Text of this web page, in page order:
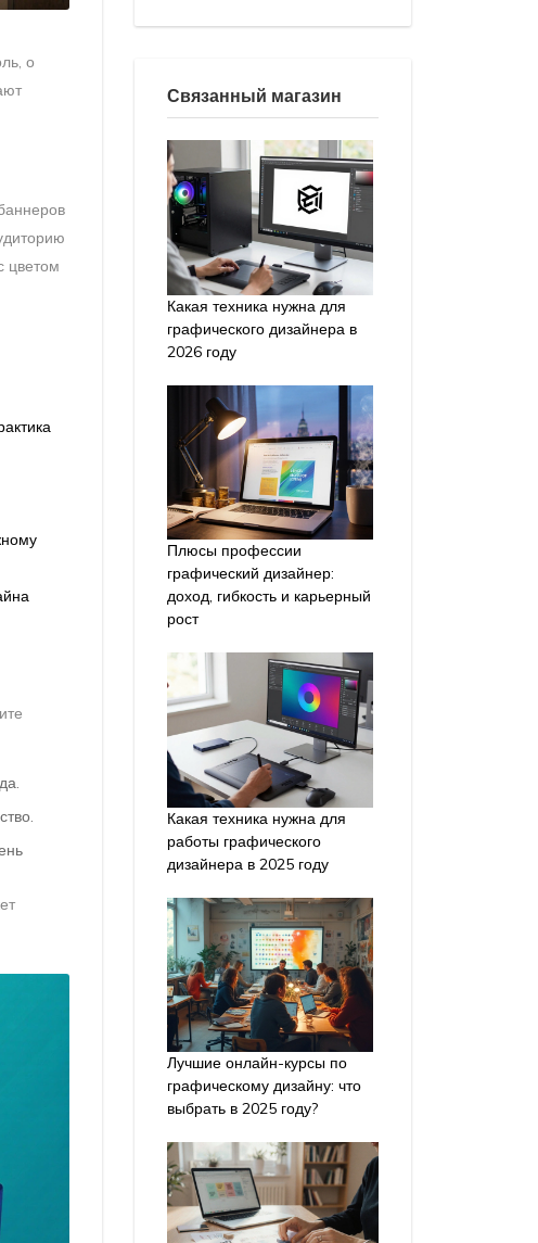
о
цветом
Связанный магазин
Какая техника нужна для
графического дизайнера в
2026 году
Плюсы профессии
графический дизайнер:
доход, гибкость и карьерный
рост
Какая техника нужна для
работы графического
дизайнера в 2025 году
Лучшие онлайн-курсы по
графическому дизайну: что
выбрать в 2025 году?